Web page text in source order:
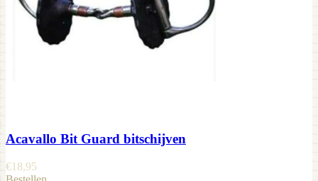
Acavallo Bit Guard bitschijven
€18,95